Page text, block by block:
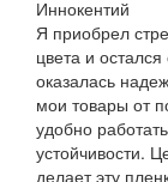
Иннокентий
Я приобрел
цвета и
оказалась
мои товары от
удобно
устойчивости.
делает эту